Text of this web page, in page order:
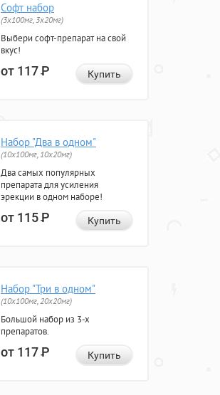
Софт набор
(3x100мг, 3x20мг)
Выбери софт-препарат на свой
вкус!
от 117Р Купить
Набор "Два в одном"
(10x100мг, 10x20мг)
Два самых популярных
препарата для усиления
эрекции в одном наборе!
от 115Р Купить
Набор "Три в одном"
(10x100мг, 20x20мг)
Большой набор из 3-х
препаратов.
от 117Р Купить